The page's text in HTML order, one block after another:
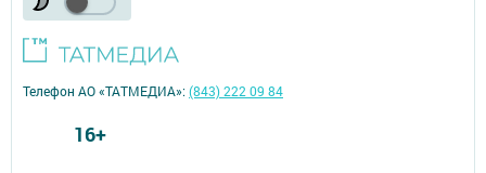
Телефон АО «ТАТМЕДИА»:(843) 222 09 84
16+